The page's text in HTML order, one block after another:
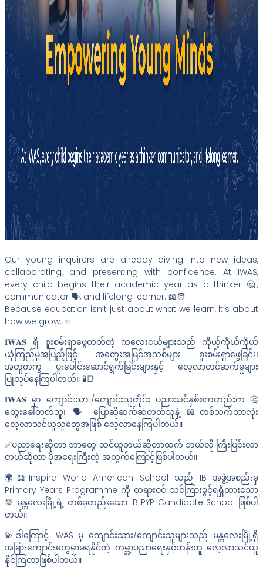
Our young inquirers are already diving into new ideas,
collaborating, and presenting with confidence. At IWAS,
every child begins their academic year as a thinker 🤔,
communicator 🗣️, and lifelong learner. 📖🧑
Because education isn’t just about what we learn, it’s about
how we grow. ✨
𝐈𝐖𝐀𝐒 ရှိ စူးစမ်းရှာဖွေတတ်တဲ့ ကလေးငယ်များသည် ကိုယ့်ကိုယ်ကိုယ်
ယုံကြည်မှုအပြည့်ဖြင့် အတွေးအမြင်အသစ်များ စူးစမ်းရှာဖွေခြင်း၊
အတူတကွ ပူးပေါင်းဆောင်ရွက်ခြင်းများနှင့် လေ့လာတင်ဆက်မှုများ
ပြုလုပ်နေကြပါတယ်။ 🧪📑
𝐈𝐖𝐀𝐒 မှာ ကျောင်းသား/ကျောင်းသူတိုင်း ပညာသင်နှစ်စကတည်းက 🤔
တွေးခေါ်တတ်သူ၊ 🗣️ ပြောဆိုဆက်ဆံတတ်သူနဲ့ 📖တစ်သက်တာလုံး
လေ့လာသင်ယူသူတွေအဖြစ် လေ့လာနေကြပါတယ်။
✅ပညာရေးဆိုတာ ဘာတွေ သင်ယူတယ်ဆိုတာထက် ဘယ်လို ကြီးပြင်းလာ
တယ်ဆိုတာ ပိုအရေးကြီးတဲ့ အတွက်ကြောင့်ဖြစ်ပါတယ်။
🌍📖Inspire World American School သည် IB အဖွဲ့အစည်းမှ
Primary Years Programme ကို တရားဝင် သင်ကြားခွင့်ရရှိထားသော
💯 မန္တလေးမြို့ရဲ့ တစ်ခုတည်းသော IB PYP Candidate School ဖြစ်ပါ
တယ်။
💫ဒါကြောင့် IWAS မှ ကျောင်းသား/ကျောင်းသူများသည် မန္တ‌လေးမြို့ရှိ
အခြားကျောင်းတွေမှာမရနိုင်တဲ့ ကမ္ဘာ့ပညာရေးနှင့်တန်းတူ လေ့လာသင်ယူ
နိုင်ကြတာဖြစ်ပါတယ်။